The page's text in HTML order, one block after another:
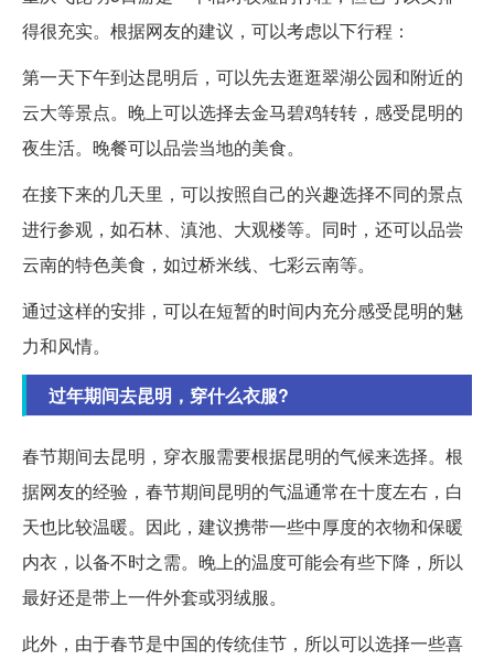
得很充实。根据网友的建议，可以考虑以下行程：
第一天下午到达昆明后，可以先去逛逛翠湖公园和附近的
云大等景点。晚上可以选择去金马碧鸡转转，感受昆明的
夜生活。晚餐可以品尝当地的美食。
在接下来的几天里，可以按照自己的兴趣选择不同的景点
进行参观，如石林、滇池、大观楼等。同时，还可以品尝
云南的特色美食，如过桥米线、七彩云南等。
通过这样的安排，可以在短暂的时间内充分感受昆明的魅
力和风情。
过年期间去昆明，穿什么衣服?
春节期间去昆明，穿衣服需要根据昆明的气候来选择。根
据网友的经验，春节期间昆明的气温通常在十度左右，白
天也比较温暖。因此，建议携带一些中厚度的衣物和保暖
内衣，以备不时之需。晚上的温度可能会有些下降，所以
最好还是带上一件外套或羽绒服。
此外，由于春节是中国的传统佳节，所以可以选择一些喜